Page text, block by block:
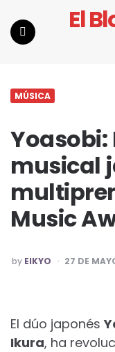
El
MÚSICA
Yoasobi:
musical
Music
POSTED
BY
by EIKYO 27 DE
El dúo japonés
Ikura, ha